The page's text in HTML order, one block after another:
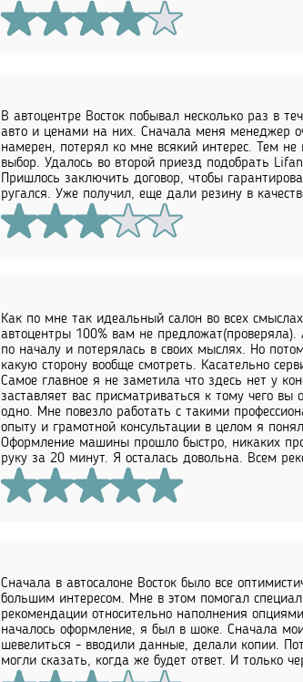
В автоцентре Восток побывал несколько раз в
авто и ценами на них. Сначала меня менеджер
намерен, потерял ко мне всякий интерес. Тем
выбор. Удалось во второй приезд подобрать
Пришлось заключить договор, чтобы
ругался. Уже получил, еще дали резину в
Как по мне так идеальный салон во всех
автоцентры 100% вам не
по началу и потерялась в своих мыслях. Но
какую сторону вообще смотреть. Касательно
Самое главное я не заметила что здесь нет у
заставляет вас присматриваться к тому чего вы
одно. Мне повезло работать с такими
опыту и грамотной консультации в целом я
Оформление машины прошло быстро, никаких
руку за 20 минут. Я осталась довольна. Всем
Сначала в автосалоне Восток было все
большим интересом. Мне в этом помогал
рекомендации относительно наполнения
началось оформление, я был в шоке. Сначала
шевелиться - вводили данные, делали копии.
могли сказать, когда же будет ответ. И только